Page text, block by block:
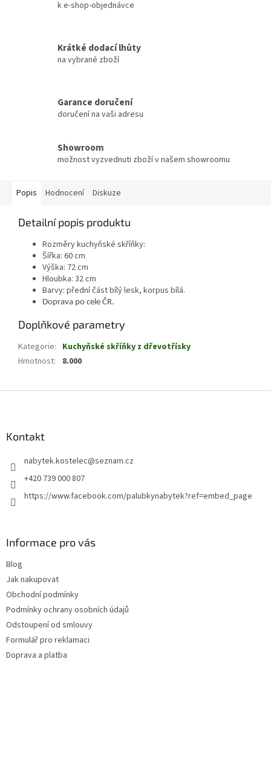
k e-shop-objednávce
Krátké dodací lhůty
na vybrané zboží
Garance doručení
doručení na vaši adresu
Showroom
možnost vyzvednuti zboží v našem showroomu
Popis Hodnocení Diskuze
Detailní popis produktu
Rozměry kuchyňské skříňky:
Šířka: 60 cm
Výška: 72 cm
Hloubka: 32 cm
Barvy: přední část bílý lesk, korpus bílá.
Doprava po cele ČR.
Doplňkové parametry
Kategorie: Kuchyňské skříňky z dřevotřísky
Hmotnost: 8.000
Kontakt
nabytek.kostelec@seznam.cz
+420 739 000 807
https://www.facebook.com/palubkynabytek?ref=embed_page
Informace pro vás
Blog
Jak nakupovat
Obchodní podmínky
Podmínky ochrany osobních údajů
Odstoupení od smlouvy
Formulář pro reklamaci
Doprava a platba